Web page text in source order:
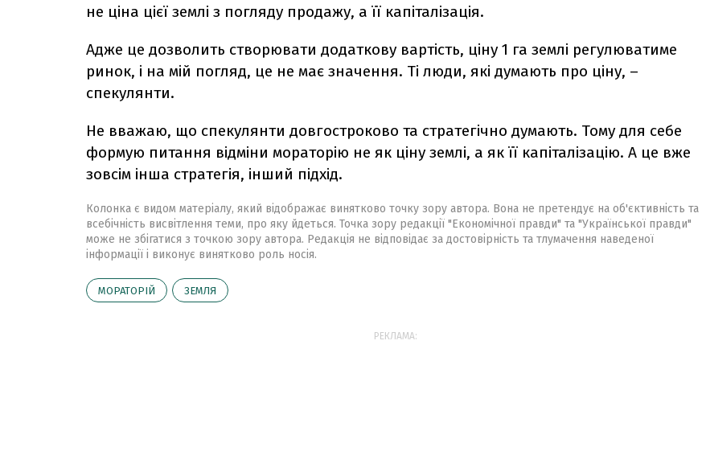
не ціна цієї землі з погляду продажу, а її капіталізація.
Адже це дозволить створювати додаткову вартість, ціну 1 га землі регулюватиме
ринок, і на мій погляд, це не має значення. Ті люди, які думають про ціну, –
спекулянти.
Не вважаю, що спекулянти довгостроково та стратегічно думають. Тому для себе
формую питання відміни мораторію не як ціну землі, а як її капіталізацію. А це вже
зовсім інша стратегія, інший підхід.
Колонка є видом матеріалу, який відображає винятково точку зору автора. Вона не претендує на об'єктивність та
всебічність висвітлення теми, про яку йдеться. Точка зору редакції "Економічної правди" та "Української правди"
може не збігатися з точкою зору автора. Редакція не відповідає за достовірність та тлумачення наведеної
інформації і виконує винятково роль носія.
МОРАТОРІЙ ЗЕМЛЯ
РЕКЛАМА: